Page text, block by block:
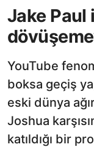
Jake Paul
YouTube
boksa geçiş
eski dünya
Joshua
katıldığı bir